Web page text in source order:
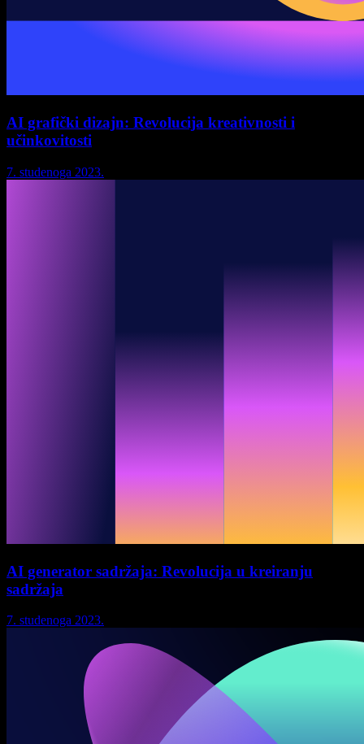
AI grafički dizajn: Revolucija kreativnosti i
učinkovitosti
7. studenoga 2023.
AI generator sadržaja: Revolucija u kreiranju
sadržaja
7. studenoga 2023.